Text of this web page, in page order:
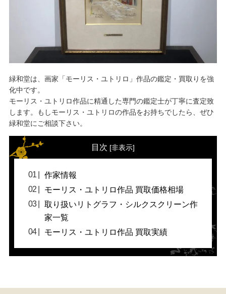
緑和堂は、画家「モーリス・ユトリロ」作品の鑑定・買取りを強
化中です。
モーリス・ユトリロ作品に精通した専門の鑑定士が丁寧に査定致
します。もしモーリス・ユトリロの作品をお持ちでしたら、ぜひ
緑和堂にご相談下さい。
目次 [非表示]
作家情報
モーリス・ユトリロ作品 買取価格相場
取り扱いリトグラフ・シルクスクリーン作
家一覧
モーリス・ユトリロ作品 買取実績